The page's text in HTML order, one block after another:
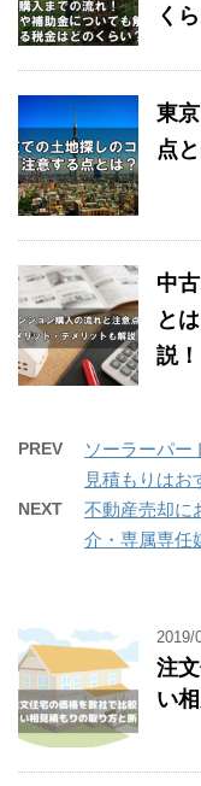
く
東
点
中
と
説！
PREV
ソーラーパー
見積もりはお
NEXT
不動産売却に
介・専属専任
2019/
注
い